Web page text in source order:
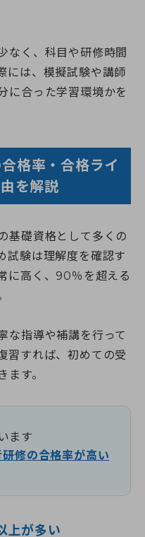
なく、科目や研修時間
には、模擬試験や講師
に合った学習環境かを
格率・合格ライ
を解説
基礎資格として多くの
試験は理解度を確認す
に高く、90％を超える
な指導や補講を行って
習すれば、初めての受
す。
ます
修の合格率が高い
上が多い